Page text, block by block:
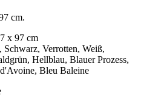
cm.
x 97 cm
Schwarz, Verrotten, Weiß,
Hellblau, Blauer Prozess,
Bleu Baleine